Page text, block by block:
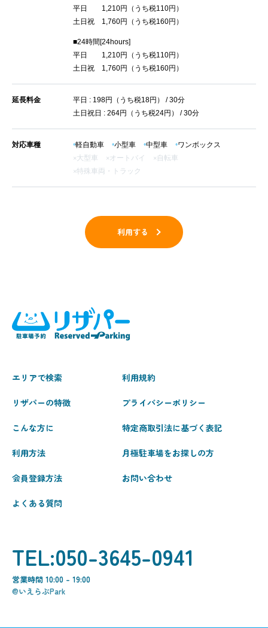
平日 1,210円（うち税110円）
土日祝 1,760円（うち税160円）
■24時間[24hours]
平日 1,210円（うち税110円）
土日祝 1,760円（うち税160円）
延長料金
平日 : 198円（うち税18円） / 30分
土日祝日 : 264円（うち税24円） / 30分
対応車種 軽自動車 小型車 中型車
ワンボックス
大型車
オートバイ
自転車
特殊車両・トラック
利用する
エリアで検索 利用規約
リザパーの特徴 プライバシーポリシー
こんな方に 特定商取引法に基づく表記
利用方法 月極駐車場をお探しの方
会員登録方法 お問い合わせ
よくある質問
TEL:050-3645-0941
営業時間 10:00 - 19:00
@いえらぶPark